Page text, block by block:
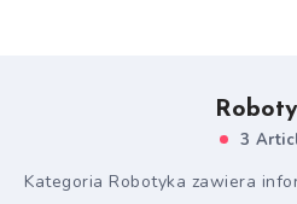
3
Kategoria Robotyka zawiera